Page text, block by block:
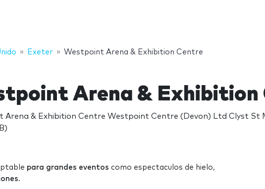
Exeter Westpoint Arena & Exhibition Centre
Arena & Exhibition
Arena & Exhibition Centre Westpoint Centre (Devon) Ltd Clyst St
para grandes eventos como espectaculos de hielo,
.